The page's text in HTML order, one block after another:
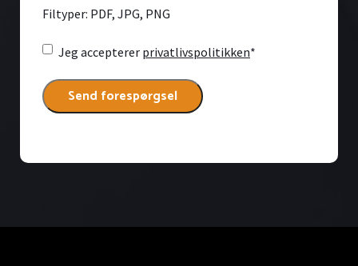
Filtyper: PDF, JPG, PNG
Consent*
Jeg accepterer privatlivspolitikken*